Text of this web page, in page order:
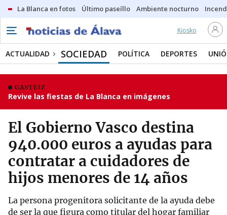
La Blanca en fotos Último paseíllo Ambiente nocturno
Kiosko
ACTUALIDAD SOCIEDAD POLÍTICA DEPORTES
GASTEIZ
Revive las fiestas de La Blanca en imágenes
El Gobierno Vasco destina
940.000 euros a ayudas para
contratar a cuidadores de
hijos menores de 14 años
La persona progenitora solicitante de la ayuda debe
de ser la que figura como titular del hogar familiar